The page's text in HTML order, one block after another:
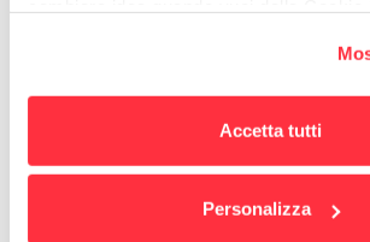
Accetta tutti
Personalizza
E dato che il venerdì è sempre e